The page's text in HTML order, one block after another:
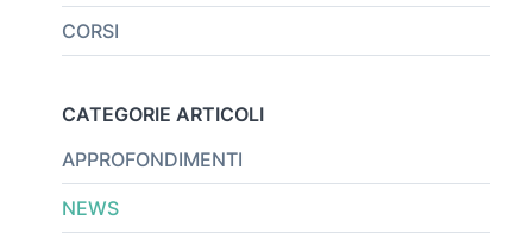
CORSI
CATEGORIE ARTICOLI
APPROFONDIMENTI
NEWS